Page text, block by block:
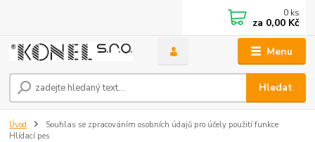
Menu
Hledat
0 ks
za 0,00 Kč
Úvod
Souhlas se zpracováním osobních údajů pro účely použití funkce
Hlídací pes